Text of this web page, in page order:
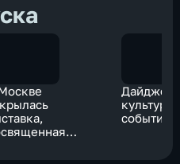
Дайджест
событий